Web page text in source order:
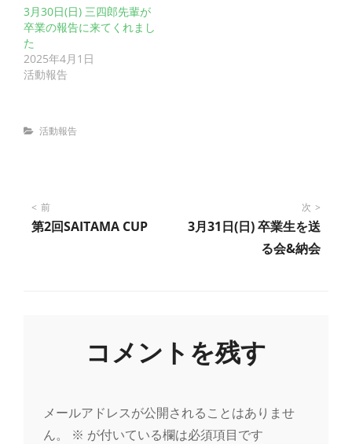
3月30日(日) 三四郎先輩が
卒業の報告に来てくれまし
た
2025年4月1日
活動報告
Categories
活動報告
投
ー
前
第2回SAITAMA CUP
次
3月31日(日) 卒業生を送
る会&納会
コメントを残す
メールアドレスが公開されることはありませ
ん。
※ が付いている欄は必須項目です